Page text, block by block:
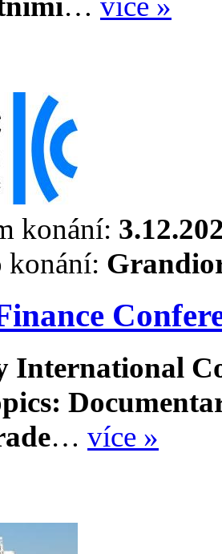
konání:
konání:
International
… více »